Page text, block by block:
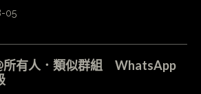
05
所有人．類似群組 WhatsApp